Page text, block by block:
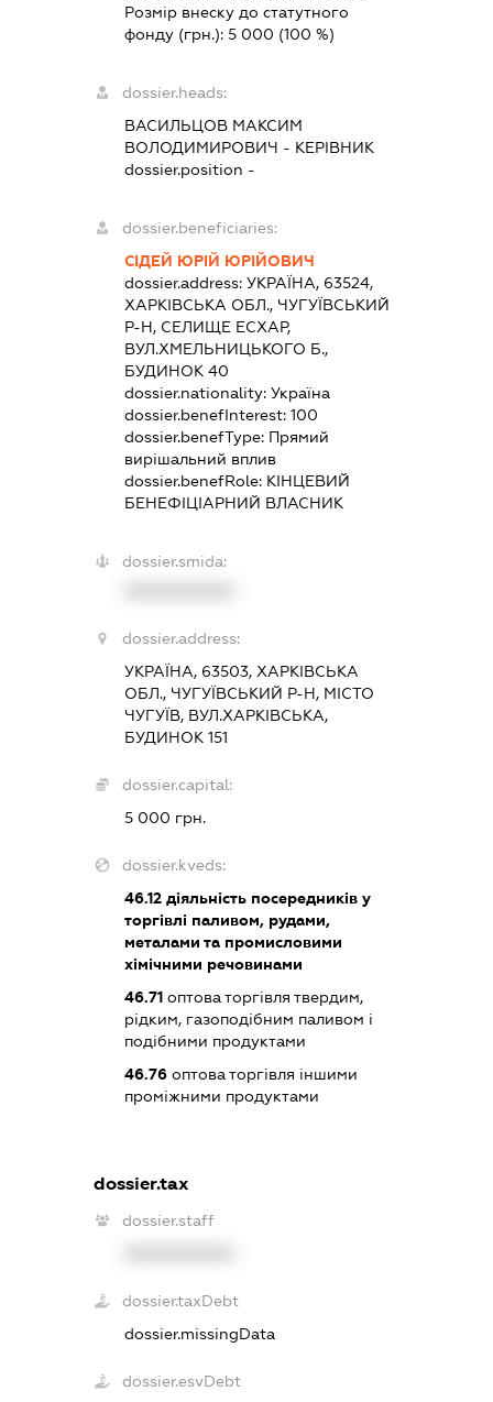
Розмір внеску до статутного
фонду (грн.): 5 000 (100 %)
dossier.heads:
ВАСИЛЬЦОВ МАКСИМ
ВОЛОДИМИРОВИЧ - КЕРІВНИК
dossier.position -
dossier.beneficiaries:
СІДЕЙ ЮРІЙ ЮРІЙОВИЧ
dossier.address: УКРАЇНА, 63524,
ХАРКІВСЬКА ОБЛ., ЧУГУЇВСЬКИЙ
Р-Н, СЕЛИЩЕ ЕСХАР,
ВУЛ.ХМЕЛЬНИЦЬКОГО Б.,
БУДИНОК 40
dossier.nationality: Україна
dossier.benefInterest: 100
dossier.benefType: Прямий
вирішальний вплив
dossier.benefRole: КІНЦЕВИЙ
БЕНЕФІЦІАРНИЙ ВЛАСНИК
dossier.smida:
dossier.address:
УКРАЇНА, 63503, ХАРКІВСЬКА
ОБЛ., ЧУГУЇВСЬКИЙ Р-Н, МІСТО
ЧУГУЇВ, ВУЛ.ХАРКІВСЬКА,
БУДИНОК 151
dossier.capital:
5 000 грн.
dossier.kveds:
46.12діяльність посередників у
торгівлі паливом, рудами,
металами та промисловими
хімічними речовинами
46.71оптова торгівля твердим,
рідким, газоподібним паливом і
подібними продуктами
46.76оптова торгівля іншими
проміжними продуктами
dossier.tax
dossier.staff
dossier.taxDebt
dossier.missingData
dossier.esvDebt